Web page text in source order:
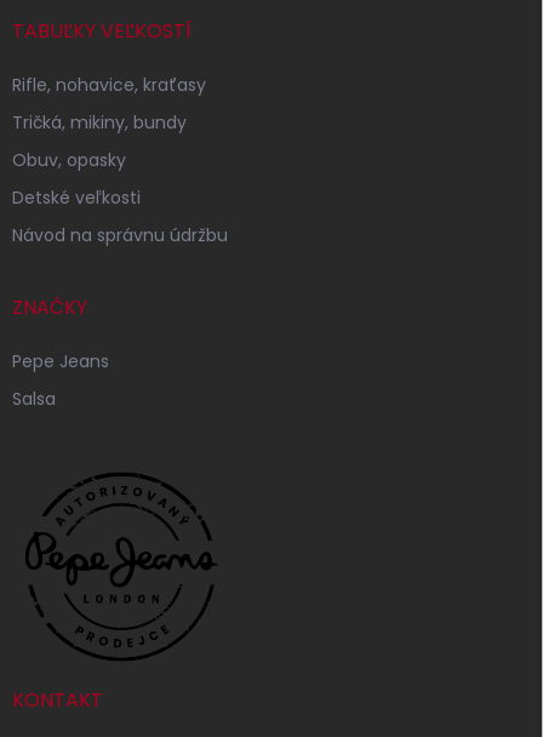
TABUĽKY VEĽKOSTÍ
Rifle, nohavice, kraťasy
Tričká, mikiny, bundy
Obuv, opasky
Detské veľkosti
Návod na správnu údržbu
ZNAČKY
Pepe Jeans
Salsa
KONTAKT